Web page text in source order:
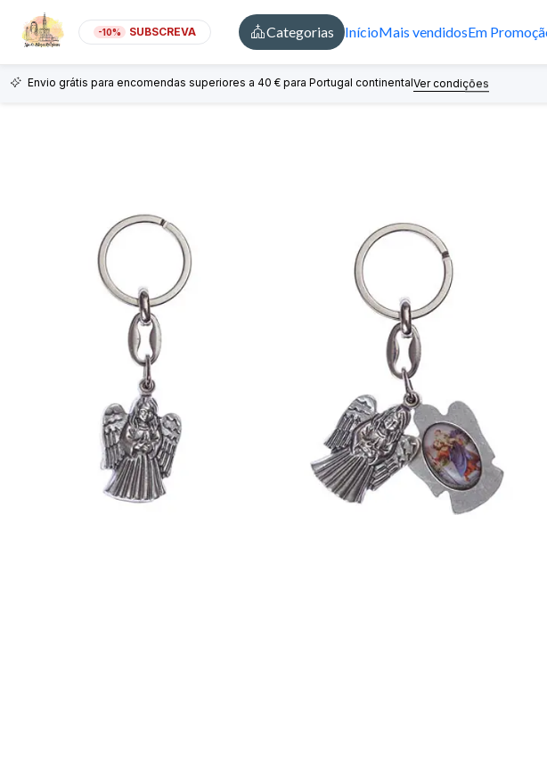
-10% SUBSCREVA Categorias InícioMais vendidosEm
Envio grátis para encomendas superiores a 40 € para Portugal continentalVer condições